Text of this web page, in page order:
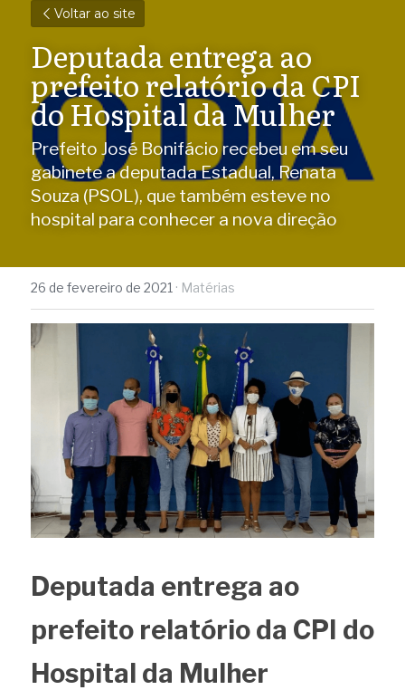
Voltar ao site
Deputada entrega ao
prefeito relatório da CPI
do Hospital da Mulher
Prefeito José Bonifácio recebeu em seu
gabinete a deputada Estadual, Renata
Souza (PSOL), que também esteve no
hospital para conhecer a nova direção
26 de fevereiro de 2021 · Matérias
Deputada entrega ao
prefeito relatório da CPI do
Hospital da Mulher